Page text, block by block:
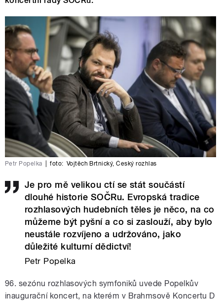
Petr Popelka foto: Vojtěch Brtnický,Český rozhlas
Je pro mě velikou ctí se stát součástí
dlouhé historie SOČRu. Evropská tradice
rozhlasových hudebních těles je něco, na co
můžeme být pyšní a co si zaslouží, aby bylo
neustále rozvíjeno a udržováno, jako
důležité kulturní dědictví!
Petr Popelka
96. sezónu rozhlasových symfoniků uvede Popelkův
inaugurační koncert, na kterém v Brahmsově Koncertu D